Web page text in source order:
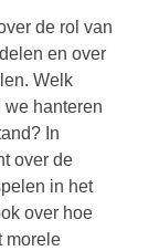
de rol van
en over
Welk
we hanteren
In
over de
in het
over hoe
morele